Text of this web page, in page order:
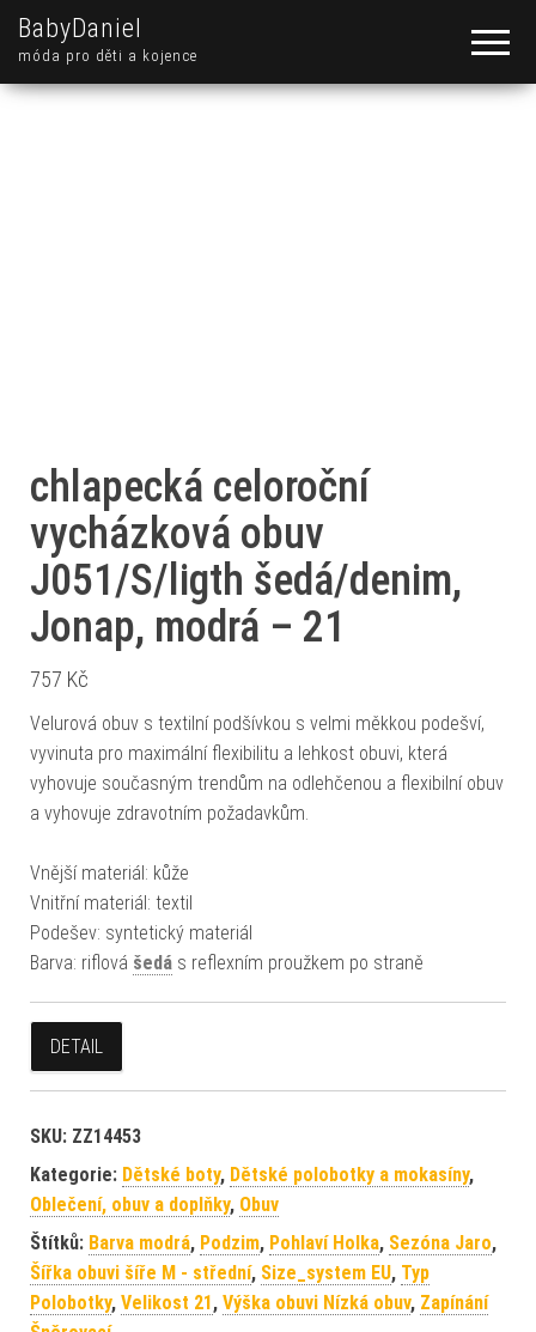
BabyDaniel
móda pro děti a kojence
chlapecká celoroční
vycházková obuv
J051/S/ligth šedá/denim,
Jonap, modrá – 21
757 Kč
Velurová obuv s textilní podšívkou s velmi měkkou podešví,
vyvinuta pro maximální flexibilitu a lehkost obuvi, která
vyhovuje současným trendům na odlehčenou a flexibilní obuv
a vyhovuje zdravotním požadavkům.
Vnější materiál: kůže
Vnitřní materiál: textil
Podešev: syntetický materiál
Barva: riflová šedá s reflexním proužkem po straně
DETAIL
SKU: ZZ14453
Kategorie: Dětské boty, Dětské polobotky a mokasíny,
Oblečení, obuv a doplňky, Obuv
Štítků: Barva modrá, Podzim, Pohlaví Holka, Sezóna Jaro,
Šířka obuvi šíře M - střední, Size_system EU, Typ
Polobotky, Velikost 21, Výška obuvi Nízká obuv, Zapínání